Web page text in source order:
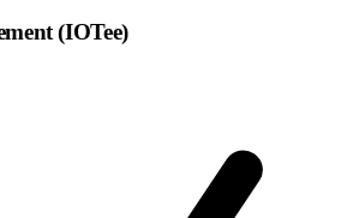
(IOTee)